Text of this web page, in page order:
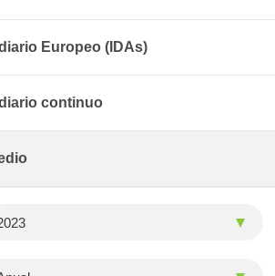
Europeo (IDAs)
continuo